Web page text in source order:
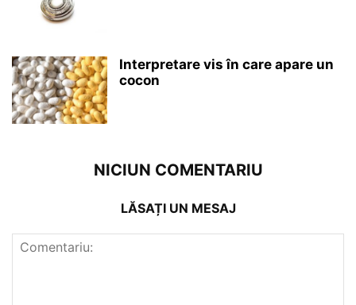
Interpretare vis în care apare un
cocon
NICIUN COMENTARIU
LĂSAȚI UN MESAJ